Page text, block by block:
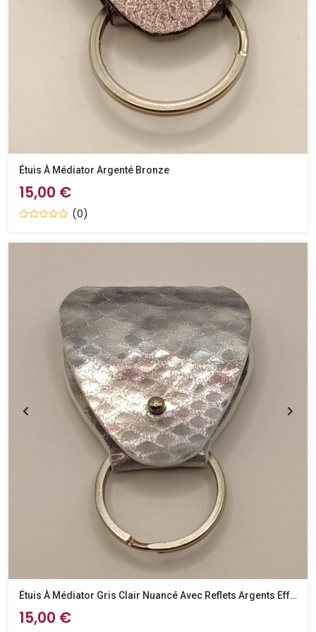
Étuis À Médiator Argenté Bronze
15,00 €
(0)
Étuis À Médiator Gris Clair Nuancé Avec Reflets Argents Effet Python
15,00 €